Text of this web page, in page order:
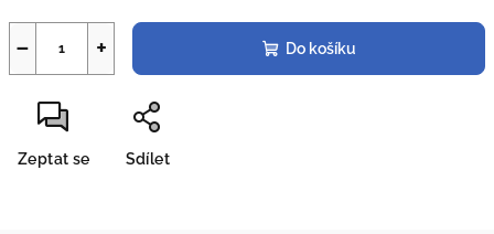
+
− Do košíku
Zeptat se Sdílet